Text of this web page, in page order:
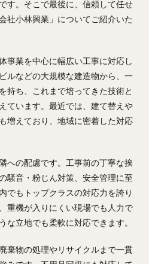
す。そこで最後に、信頼して任せ
社小林興業」についてご紹介いた
事業を中心に幅広い工事に対応し
ルなどの大規模な建造物から、一
持ち、これまで培ってきた技術と
ています。最近では、建て替えや
増えており、地域に密着した対応
への配慮です。工事前の丁寧な挨
騒音・粉じん対策、安全管理に至
でもトップクラスの対応力を誇り
重機が入りにくい現場でも人力で
な立地でも柔軟に対応できます。
棄物の処理やリサイクルまで一貫